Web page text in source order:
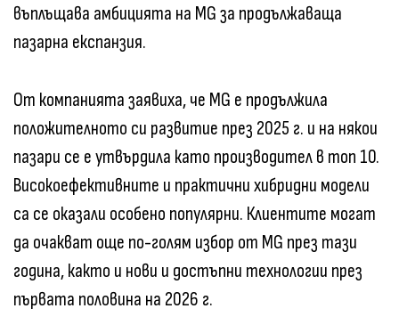
въплъщава амбицията на MG за продължаваща
пазарна експанзия.
От компанията заявиха, че MG е продължила
положителното си развитие през 2025 г. и на някои
пазари се е утвърдила като производител в топ 10.
Високоефективните и практични хибридни модели
са се оказали особено популярни. Клиентите могат
да очакват още по-голям избор от MG през тази
година, както и нови и достъпни технологии през
първата половина на 2026 г.